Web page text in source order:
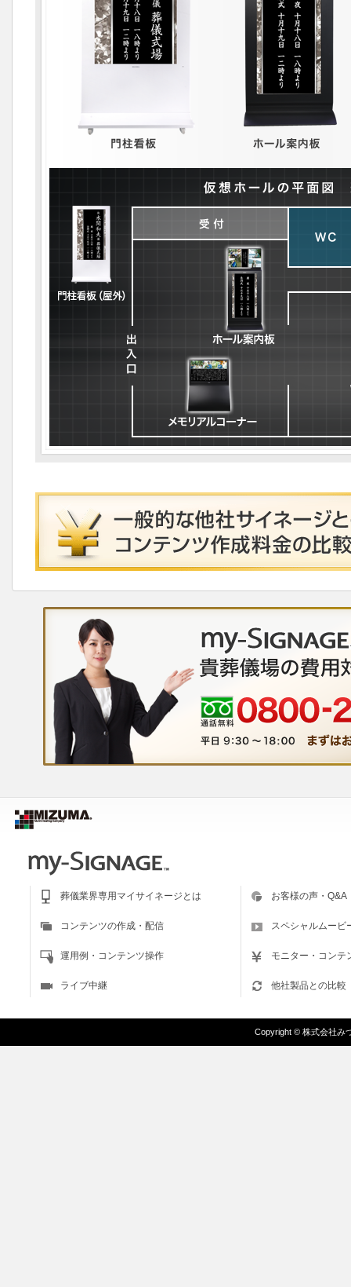
葬儀業界専用マイサイネージとは
コンテンツの作成・配信
運用例・コンテンツ操作
ライブ中継
お客様の声・Q&A
スペシャルムービ
モニター・コンテ
他社製品との比較
Copyright © 株式会社み